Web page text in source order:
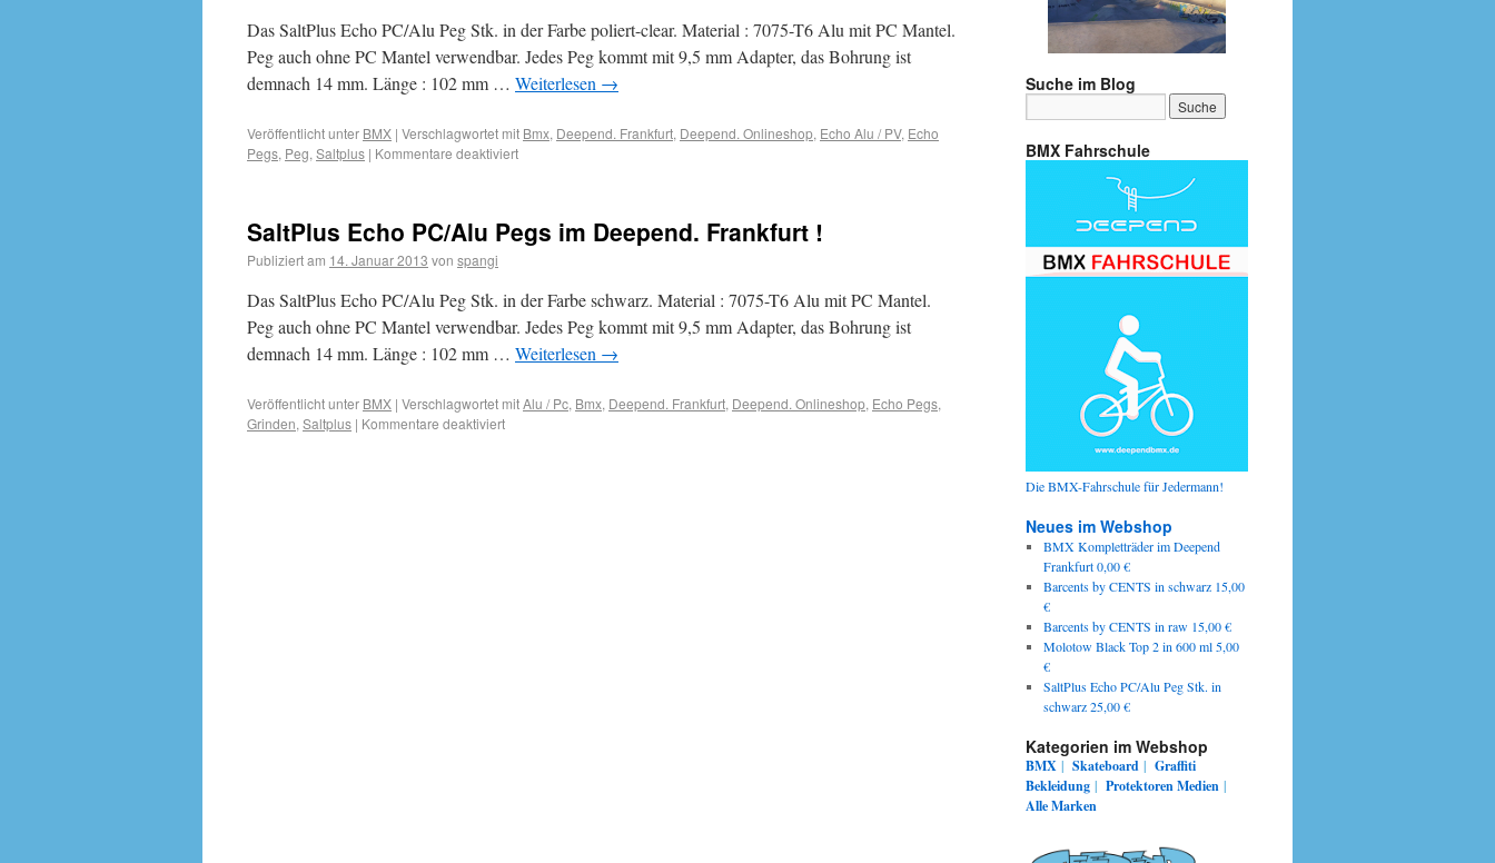
Das SaltPlus Echo PC/Alu Peg Stk. in der Farbe poliert-clear. Material : 7075-T6 Alu mit PC Mantel.
Peg auch ohne PC Mantel verwendbar. Jedes Peg kommt mit 9,5 mm Adapter, das Bohrung ist
demnach 14 mm. Länge : 102 mm … Weiterlesen →
Veröffentlicht unter BMX | Verschlagwortet mit Bmx, Deepend. Frankfurt, Deepend. Onlineshop, Echo Alu / PV, Echo
Pegs, Peg, Saltplus | Kommentare deaktiviert
SaltPlus Echo PC/Alu Pegs im Deepend. Frankfurt !
Publiziert am 14. Januar 2013 von spangi
Das SaltPlus Echo PC/Alu Peg Stk. in der Farbe schwarz. Material : 7075-T6 Alu mit PC Mantel.
Peg auch ohne PC Mantel verwendbar. Jedes Peg kommt mit 9,5 mm Adapter, das Bohrung ist
demnach 14 mm. Länge : 102 mm … Weiterlesen →
Veröffentlicht unter BMX | Verschlagwortet mitAlu / Pc, Bmx, Deepend. Frankfurt, Deepend. Onlineshop, Echo Pegs,
Grinden, Saltplus | Kommentare deaktiviert
Suche im Blog
BMX Fahrschule
Die BMX-Fahrschule für Jedermann!
Neues im Webshop
BMX Kompletträder im Deepend
Frankfurt 0,00 €
Barcents by CENTS in schwarz 15,00
€
Barcents by CENTS in raw 15,00 €
Molotow Black Top 2 in 600 ml 5,00
€
SaltPlus Echo PC/Alu Peg Stk. in
schwarz 25,00 €
Kategorien im Webshop
BMX | Skateboard | Graffiti
Bekleidung | ProtektorenMedien |
Alle Marken